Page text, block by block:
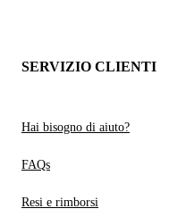
SERVIZIO CLIENTI
Hai bisogno di aiuto?
FAQs
Resi e rimborsi